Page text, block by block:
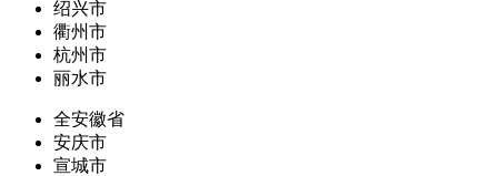
绍兴市
衢州市
杭州市
丽水市
全安徽省
安庆市
宣城市